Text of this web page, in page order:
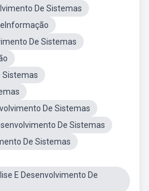
De Sistemas
De Sistemas
Sistemas
De Sistemas
De Sistemas
De Sistemas
E Desenvolvimento De